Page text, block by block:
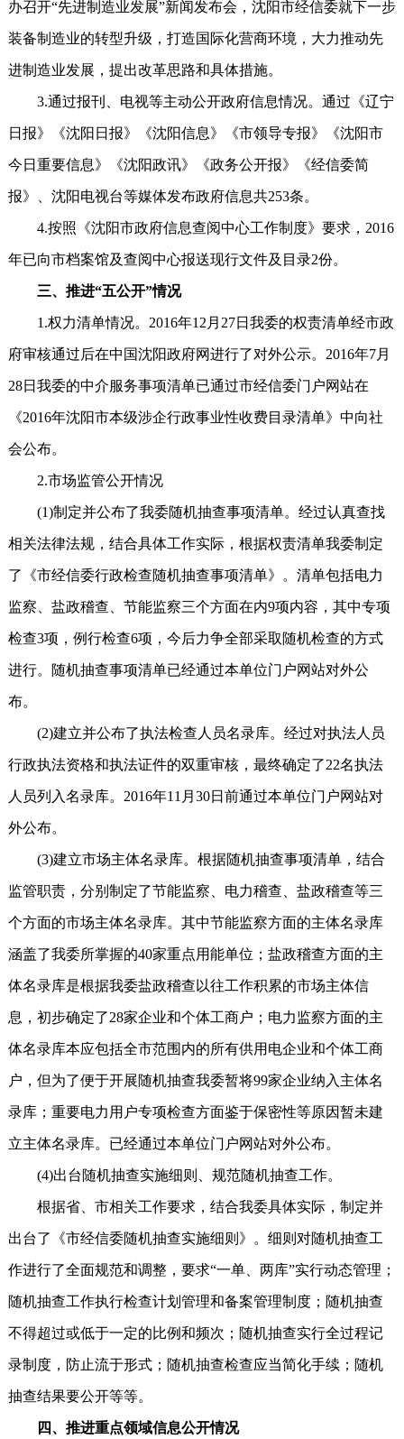
办召开“先进制造业发展”新闻发布会，沈阳市经信委就下一步
装备制造业的转型升级，打造国际化营商环境，大力推动先
进制造业发展，提出改革思路和具体措施。
3.通过报刊、电视等主动公开政府信息情况。通过《辽宁
日报》《沈阳日报》《沈阳信息》《市领导专报》《沈阳市
今日重要信息》《沈阳政讯》《政务公开报》《经信委简
报》、沈阳电视台等媒体发布政府信息共253条。
4.按照《沈阳市政府信息查阅中心工作制度》要求，2016
年已向市档案馆及查阅中心报送现行文件及目录2份。
三、推进“五公开”情况
1.权力清单情况。2016年12月27日我委的权责清单经市政
府审核通过后在中国沈阳政府网进行了对外公示。2016年7月
28日我委的中介服务事项清单已通过市经信委门户网站在
《2016年沈阳市本级涉企行政事业性收费目录清单》中向社
会公布。
2.市场监管公开情况
(1)制定并公布了我委随机抽查事项清单。经过认真查找
相关法律法规，结合具体工作实际，根据权责清单我委制定
了《市经信委行政检查随机抽查事项清单》。清单包括电力
监察、盐政稽查、节能监察三个方面在内9项内容，其中专项
检查3项，例行检查6项，今后力争全部采取随机检查的方式
进行。随机抽查事项清单已经通过本单位门户网站对外公
布。
(2)建立并公布了执法检查人员名录库。经过对执法人员
行政执法资格和执法证件的双重审核，最终确定了22名执法
人员列入名录库。2016年11月30日前通过本单位门户网站对
外公布。
(3)建立市场主体名录库。根据随机抽查事项清单，结合
监管职责，分别制定了节能监察、电力稽查、盐政稽查等三
个方面的市场主体名录库。其中节能监察方面的主体名录库
涵盖了我委所掌握的40家重点用能单位；盐政稽查方面的主
体名录库是根据我委盐政稽查以往工作积累的市场主体信
息，初步确定了28家企业和个体工商户；电力监察方面的主
体名录库本应包括全市范围内的所有供用电企业和个体工商
户，但为了便于开展随机抽查我委暂将99家企业纳入主体名
录库；重要电力用户专项检查方面鉴于保密性等原因暂未建
立主体名录库。已经通过本单位门户网站对外公布。
(4)出台随机抽查实施细则、规范随机抽查工作。
根据省、市相关工作要求，结合我委具体实际，制定并
出台了《市经信委随机抽查实施细则》。细则对随机抽查工
作进行了全面规范和调整，要求“一单、两库”实行动态管理；
随机抽查工作执行检查计划管理和备案管理制度；随机抽查
不得超过或低于一定的比例和频次；随机抽查实行全过程记
录制度，防止流于形式；随机抽查检查应当简化手续；随机
抽查结果要公开等等。
四、推进重点领域信息公开情况